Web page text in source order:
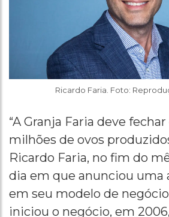
Ricardo Faria. Foto:
“A Granja Faria deve
milhões de ovos
Ricardo Faria, no fim do
dia em que anunciou uma
em seu modelo de
iniciou o negócio, em 2006,